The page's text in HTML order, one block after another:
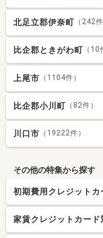
北足立郡伊奈町 （242件
比企郡ときがわ町 （10
上尾市 （1104件）
比企郡小川町 （82件）
川口市 （19222件）
その他の特集から探す
初期費用クレジットカ
家賃クレジットカード